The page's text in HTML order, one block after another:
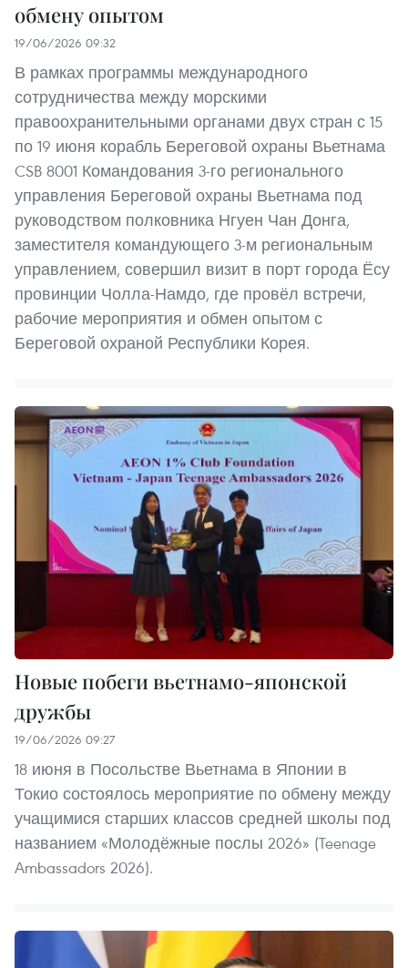
обмену опытом
19/06/2026 09:32
В рамках программы международного
сотрудничества между морскими
правоохранительными органами двух стран с 15
по 19 июня корабль Береговой охраны Вьетнама
CSB 8001 Командования 3-го регионального
управления Береговой охраны Вьетнама под
руководством полковника Нгуен Чан Донга,
заместителя командующего 3-м региональным
управлением, совершил визит в порт города Ёсу
провинции Чолла-Намдо, где провёл встречи,
рабочие мероприятия и обмен опытом с
Береговой охраной Республики Корея.
Новые побеги вьетнамо-японской
дружбы
19/06/2026 09:27
18 июня в Посольстве Вьетнама в Японии в
Токио состоялось мероприятие по обмену между
учащимися старших классов средней школы под
названием «Молодёжные послы 2026» (Teenage
Ambassadors 2026).